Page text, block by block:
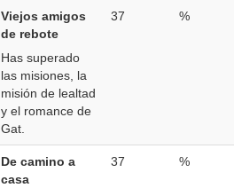
Viejos amigos
de rebote
Has superado
las misiones, la
misión de lealtad
y el romance de
Gat.
37 %
De camino a
casa
37 %